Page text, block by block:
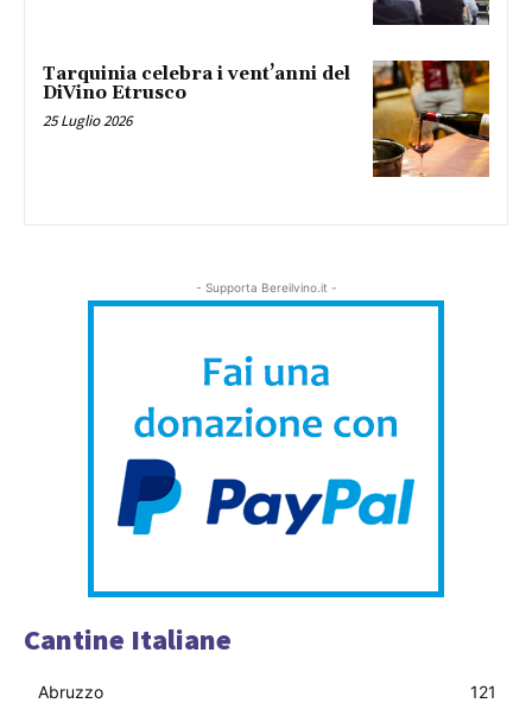
Tarquinia celebra i vent’anni del
DiVino Etrusco
25 Luglio 2026
- Supporta Bereilvino.it -
Cantine Italiane
Abruzzo
121